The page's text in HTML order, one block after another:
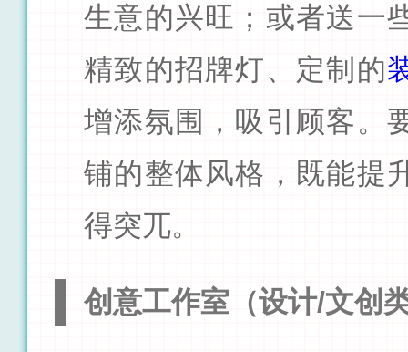
生意的兴旺；或者送一
精致的招牌灯、定制的
增添氛围，吸引顾客。
铺的整体风格，既能提
得突兀。
创意工作室（设计/文创